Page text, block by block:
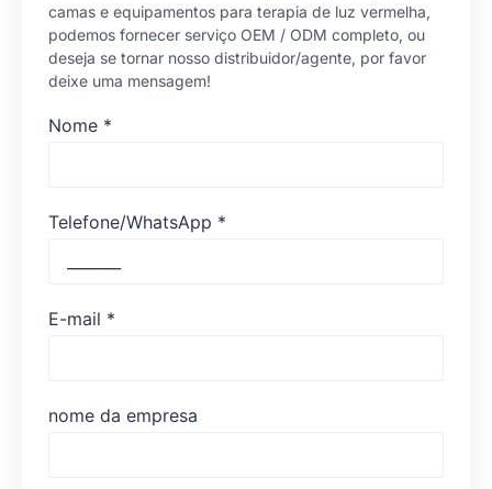
camas e equipamentos para terapia de luz vermelha,
podemos fornecer serviço OEM / ODM completo, ou
deseja se tornar nosso distribuidor/agente, por favor
deixe uma mensagem!
Nome *
Telefone/WhatsApp *
E-mail *
nome da empresa